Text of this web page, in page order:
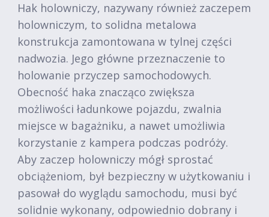
Hak holowniczy, nazywany również zaczepem
holowniczym, to solidna metalowa
konstrukcja zamontowana w tylnej części
nadwozia. Jego główne przeznaczenie to
holowanie przyczep samochodowych.
Obecność haka znacząco zwiększa
możliwości ładunkowe pojazdu, zwalnia
miejsce w bagażniku, a nawet umożliwia
korzystanie z kampera podczas podróży.
Aby zaczep holowniczy mógł sprostać
obciążeniom, był bezpieczny w użytkowaniu i
pasował do wyglądu samochodu, musi być
solidnie wykonany, odpowiednio dobrany i